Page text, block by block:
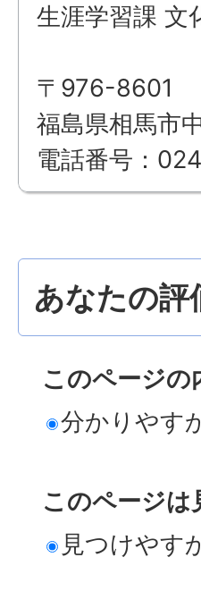
生涯学習課 文
〒976-8601
福島県相馬市
電話番号：
あなたの
このページ
分かりやす
このページ
見つけやす